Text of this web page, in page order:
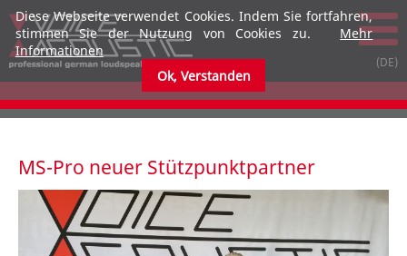
MS-Pro neuer Stützpunktpartner
Diese Webseite verwendet Cookies. Indem Sie fortfahren,
stimmen Sie der Nutzung von Cookies zu.
Mehr
Informationen
Ok, Verstanden